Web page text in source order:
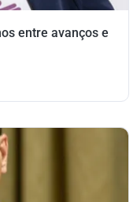
entre avanços e